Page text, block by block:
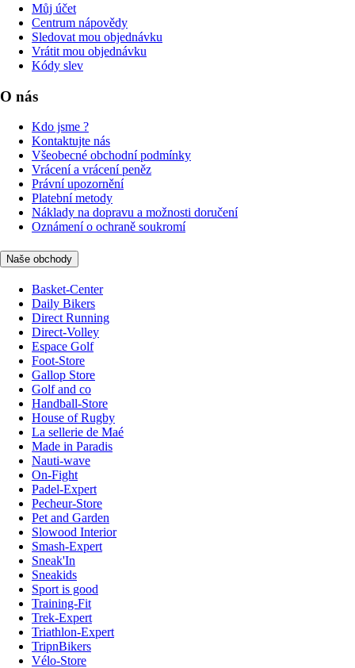
Můj účet
Centrum nápovědy
Sledovat mou objednávku
Vrátit mou objednávku
Kódy slev
O nás
Kdo jsme ?
Kontaktujte nás
Všeobecné obchodní podmínky
Vrácení a vrácení peněz
Právní upozornění
Platební metody
Náklady na dopravu a možnosti doručení
Oznámení o ochraně soukromí
Naše obchody
Basket-Center
Daily Bikers
Direct Running
Direct-Volley
Espace Golf
Foot-Store
Gallop Store
Golf and co
Handball-Store
House of Rugby
La sellerie de Maé
Made in Paradis
Nauti-wave
On-Fight
Padel-Expert
Pecheur-Store
Pet and Garden
Slowood Interior
Smash-Expert
Sneak'In
Sneakids
Sport is good
Training-Fit
Trek-Expert
Triathlon-Expert
TripnBikers
Vélo-Store